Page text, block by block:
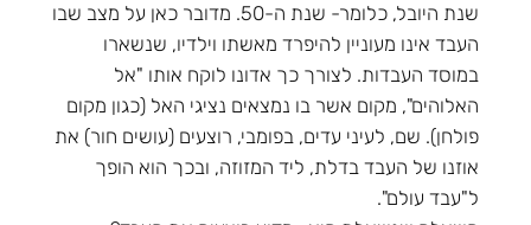
שנת היובל, כלומר- שנת ה-50. מדובר כאן על מצב שבו
העבד אינו מעוניין להיפרד מאשתו וילדיו, שנשארו
במוסד העבדות. לצורך כך אדונו לוקח אותו "אל
האלוהים", מקום אשר בו נמצאים נציגי האל (כגון מקום
פולחן). שם, לעיני עדים, בפומבי, רוצעים (עושים חור) את
אוזנו של העבד בדלת, ליד המזוזה, ובכך הוא הופך
ל"עבד עולם".